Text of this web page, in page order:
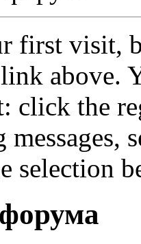
first visit,
above.
click the
messages,
selection